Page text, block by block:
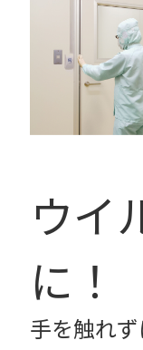
ウイ
に！
手を触れ